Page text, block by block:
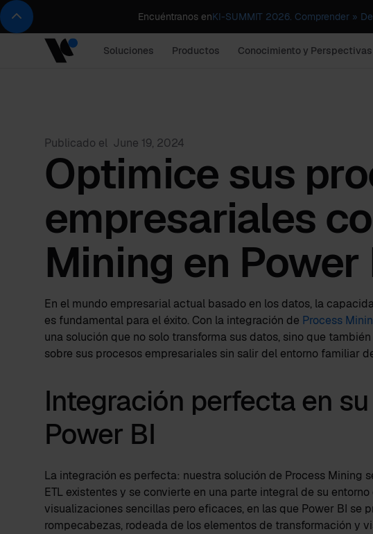
Encuéntranos enKI-SUMMIT 2026. Comprender »
Soluciones Productos Conocimiento y Perspectivas
Publicado el June 19, 2024
Optimice sus
empresariales
Mining en Power
En el mundo empresarial actual basado en los datos, la
es fundamental para el éxito. Con la integración de Process
una solución que no solo transforma sus datos, sino que
sobre sus procesos empresariales sin salir del entorno familiar
Integración perfecta en
Power BI
La integración es perfecta: nuestra solución de Process Mining
ETL existentes y se convierte en una parte integral de su
visualizaciones sencillas pero eficaces, en las que Power BI se
rompecabezas, rodeada de los elementos de transformación y